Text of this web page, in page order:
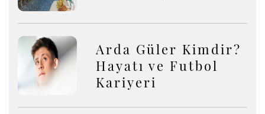
Arda Güler Kimdir?
Hayatı ve Futbol
Kariyeri